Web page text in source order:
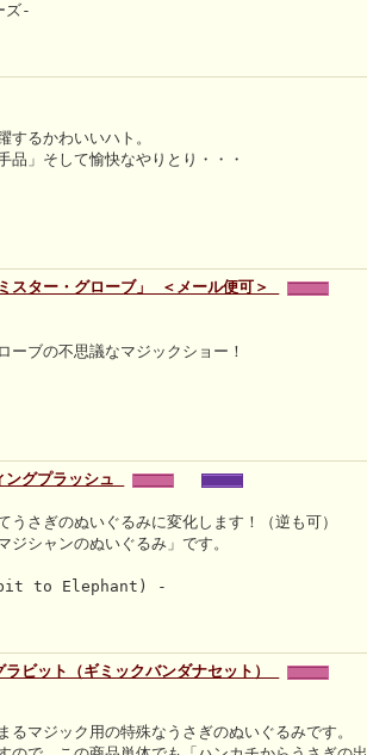
ズ-
するかわいいハト。
品」そして愉快なやりとり・・・
スター・グローブ」 ＜メール便可＞
ーブの不思議なマジックショー！
ングプラッシュ
うさぎのぬいぐるみに変化します！（逆も可）
ジシャンのぬいぐるみ」です。
to Elephant) -
ビット（ギミックバンダナセット）
るマジック用の特殊なうさぎのぬいぐるみです。